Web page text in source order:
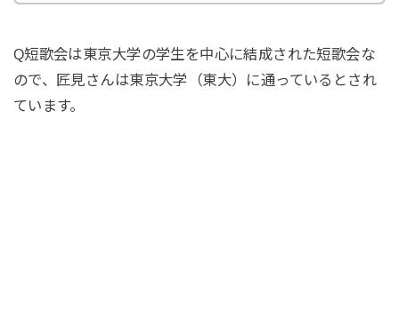
Q短歌会は東京大学の学生を中心に結成された短歌会な
ので、匠見さんは東京大学（東大）に通っているとされ
ています。